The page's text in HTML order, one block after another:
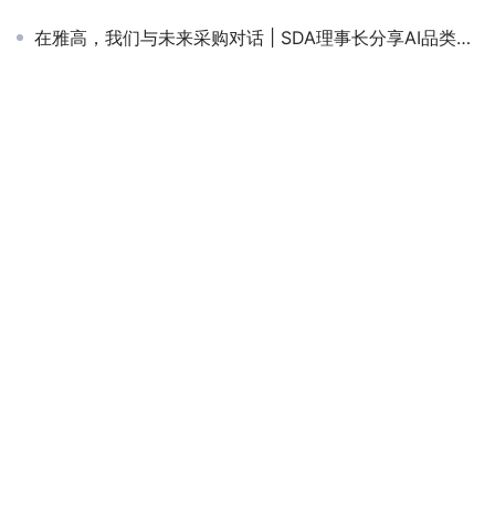
在雅高，我们与未来采购对话 | SDA理事长分享AI品类管理新范式